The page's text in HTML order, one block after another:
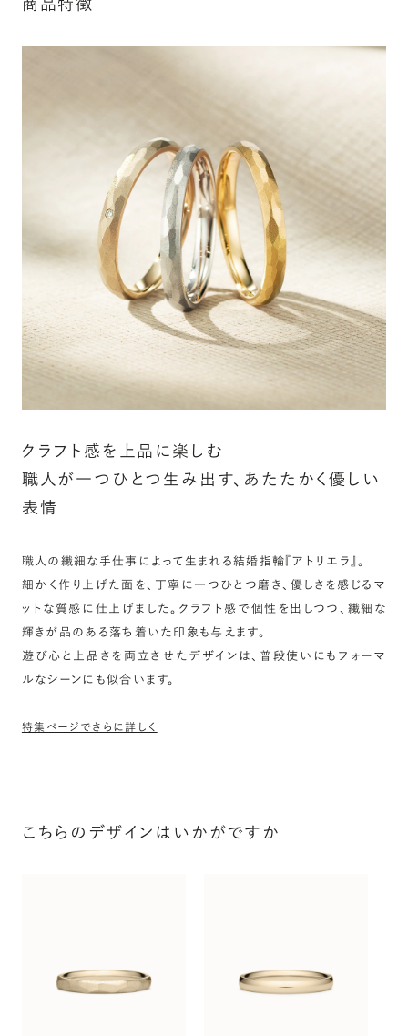
わせください
指輪の内側に、誕生石やピンクダイヤモンドなど、お好みの
宝石を選んでセッティングすることができます。ショッピング
カート画面で、お好みの宝石をお選びください (有料)。
商品特徴
クラフト感を上品に楽しむ
職人が一つひとつ生み出す、あたたかく優しい
表情
職人の繊細な手仕事によって生まれる結婚指輪『アトリエラ』。
細かく作り上げた面を、丁寧に一つひとつ磨き、優しさを感じるマ
ットな質感に仕上げました。クラフト感で個性を出しつつ、繊細な
輝きが品のある落ち着いた印象も与えます。
遊び心と上品さを両立させたデザインは、普段使いにもフォーマ
ルなシーンにも似合います。
特集ページでさらに詳しく
こちらのデザインはいかがですか